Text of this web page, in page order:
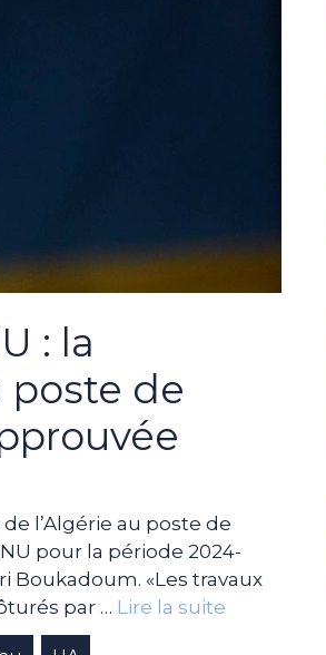
: la
poste de
l’Algérie au poste de
pour la période 2024-
Boukadoum. «Les travaux
par … Lire la suite